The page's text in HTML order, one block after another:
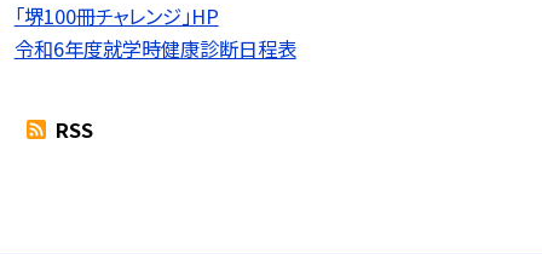
「堺100冊チャレンジ」HP
令和6年度就学時健康診断日程表
RSS